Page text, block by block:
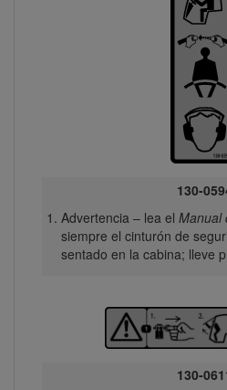
130-
Advertencia – lea el Manual
siempre el cinturón de
sentado en la cabina; lleve
130-